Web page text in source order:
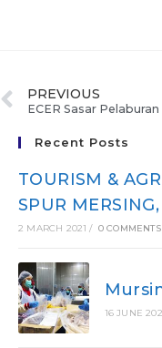
PREVIOUS
Recent Posts
TOURISM &
SPUR
2 MARCH 2021 / 0 COMMENTS
16 JUNE